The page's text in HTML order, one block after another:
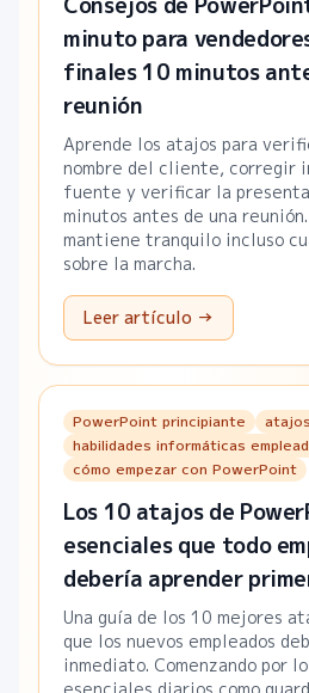
minuto para
finales 10 minutos
reunión
Aprende los atajos para
nombre del cliente, corregir
fuente y verificar la
minutos antes de una
mantiene tranquilo incluso
sobre la marcha.
Leer artículo →
PowerPoint principiante
habilidades informáticas
cómo empezar con PowerPoint
Los 10 atajos de
esenciales que todo
debería aprender
Una guía de los 10 mejores
que los nuevos empleados
inmediato. Comenzando por